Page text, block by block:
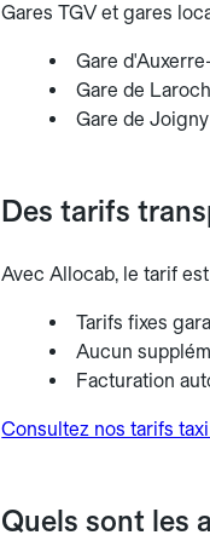
Gares TGV et gares
Gare
Gare de
Gare de
Des tarifs
Avec Allocab, le tarif
Tarifs fixes
Aucun
Facturation
Consultez nos tarifs
Quels sont les